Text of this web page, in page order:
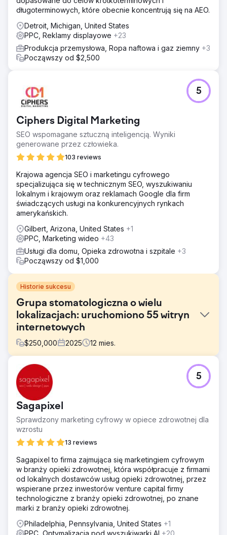
długoterminowych, które obecnie koncentrują się na AEO.
Detroit, Michigan, United States
PPC, Reklamy displayowe +23
Produkcja przemysłowa, Ropa naftowa i gaz ziemny +3
Począwszy od $2,500
Ciphers Digital Marketing
SEO wspomagane sztuczną inteligencją. Wyniki
generowane przez człowieka.
103 reviews
5
Krajowa agencja SEO i marketingu cyfrowego
specjalizująca się w technicznym SEO, wyszukiwaniu
lokalnym i krajowym oraz reklamach Google dla firm
świadczących usługi na konkurencyjnych rynkach
amerykańskich.
Gilbert, Arizona, United States +1
PPC, Marketing wideo +43
Usługi dla domu, Opieka zdrowotna i szpitale +3
Począwszy od $1,000
Historie sukcesu
Grupa stomatologiczna o wielu
lokalizacjach: uruchomiono 55 witryn
internetowych
$250,000 2025 12 mies.
Problem
Firma Marquee Dental Partners dynamicznie się rozwijała,
ale jej infrastruktura marketingu cyfrowego była
rozproszona między dostawcami. Strony internetowe,
konta reklamowe, oferty i śledzenie były od siebie
oderwane, bez jednego źródła informacji. Otwarcie
nowych lokalizacji trwało miesiącami. Poprzednia agencja
optymalizowała swoje działania pod kątem wskaźników
vanity, podczas gdy koszty rosły, a liczba pacjentów
pozostawała w stagnacji. Proste aktualizacje trwały
tygodnie. Kierownictwo nie miało pewności co do
przeznaczenia budżetu ani co napędzało wzrost.
Rozwiązanie
W ciągu 14 dni DeltaV uruchomiła 55 nowych stron
internetowych w 75 lokalizacjach, bez przestojów i bez
utraty lokalnego potencjału SEO. Ujednoliciliśmy wszystkie
zasoby cyfrowe na jednej platformie, a następnie
Sagapixel
Sprawdzony marketing cyfrowy w opiece zdrowotnej dla
wzrostu
13 reviews
5
Sagapixel to firma zajmująca się marketingiem cyfrowym
w branży opieki zdrowotnej, która współpracuje z firmami
od lokalnych dostawców usług opieki zdrowotnej, przez
wspierane przez inwestorów venture capital firmy
technologiczne z branży opieki zdrowotnej, po znane
marki z branży opieki zdrowotnej.
Philadelphia, Pennsylvania, United States +1
PPC, Optymalizacja pod wyszukiwarki AI +20